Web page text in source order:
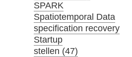
SPARK
Spatiotemporal Data
specification recovery
Startup
stellen (47)